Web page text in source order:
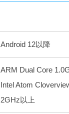
Android 12以降
ARM Dual Core
Intel Atom
2GHz以上